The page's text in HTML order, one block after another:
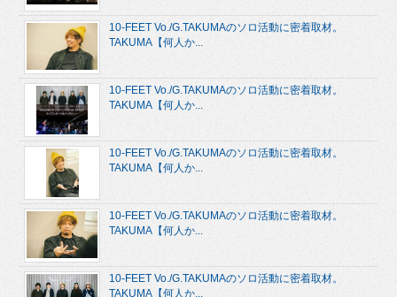
10-FEET Vo./G.TAKUMAのソロ活動に密着取材。
TAKUMA【何人か...
10-FEET Vo./G.TAKUMAのソロ活動に密着取材。
TAKUMA【何人か...
10-FEET Vo./G.TAKUMAのソロ活動に密着取材。
TAKUMA【何人か...
10-FEET Vo./G.TAKUMAのソロ活動に密着取材。
TAKUMA【何人か...
10-FEET Vo./G.TAKUMAのソロ活動に密着取材。
TAKUMA【何人か...